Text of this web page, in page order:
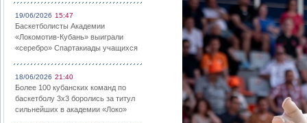
19/06/2026 15:47
Баскетболисты Академии
«Локомотив-Кубань» выиграли
«серебро» Спартакиады учащихся
18/06/2026 21:40
Более 100 кубанских команд по
баскетболу 3х3 боролись за титул
сильнейших в академии «Локо»